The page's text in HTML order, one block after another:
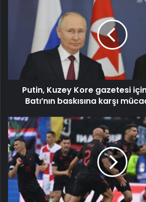
Putin, Kuzey Kore gazetesi
Batı’nın baskısına karşı